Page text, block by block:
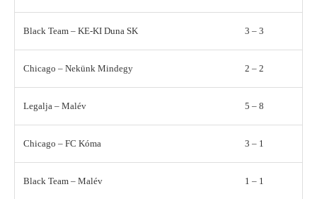
Black Team – KE-KI Duna SK 3 – 3
Chicago – Nekünk Mindegy 2 – 2
Legalja – Malév 5 – 8
Chicago – FC Kóma 3 – 1
Black Team – Malév 1 – 1